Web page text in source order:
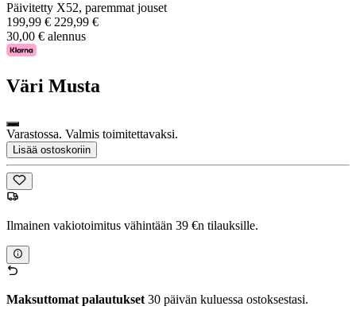
Päivitetty X52, paremmat jouset
199,99 € 229,99 €
30,00 € alennus
Väri Musta
Varastossa. Valmis toimitettavaksi.
Lisää ostoskoriin
Ilmainen vakiotoimitus vähintään 39 €n tilauksille.
Maksuttomat palautukset 30 päivän kuluessa ostoksestasi.